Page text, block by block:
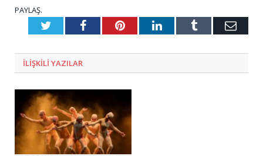
PAYLAŞ.
TwitterFacebookPinterestLinkedInTumblr E-
ILIŞKILI YAZILAR